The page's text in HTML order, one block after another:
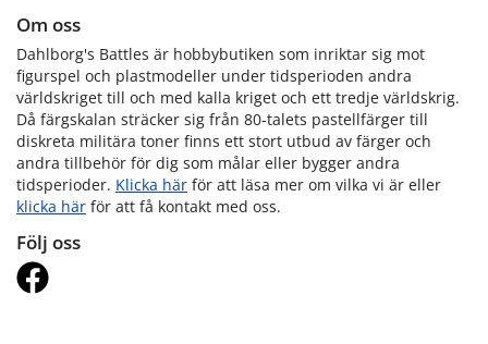
Om oss
Dahlborg's Battles är hobbybutiken som inriktar sig mot
figurspel och plastmodeller under tidsperioden andra
världskriget till och med kalla kriget och ett tredje världskrig.
Då färgskalan sträcker sig från 80-talets pastellfärger till
diskreta militära toner finns ett stort utbud av färger och
andra tillbehör för dig som målar eller bygger andra
tidsperioder. Klicka här för att läsa mer om vilka vi är eller
klicka här för att få kontakt med oss.
Följ oss